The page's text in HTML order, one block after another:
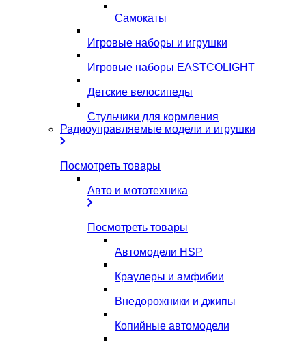
Самокаты
Игровые наборы и игрушки
Игровые наборы EASTCOLIGHT
Детские велосипеды
Стульчики для кормления
Радиоуправляемые модели и игрушки
Посмотреть товары
Авто и мототехника
Посмотреть товары
Автомодели HSP
Краулеры и амфибии
Внедорожники и джипы
Копийные автомодели